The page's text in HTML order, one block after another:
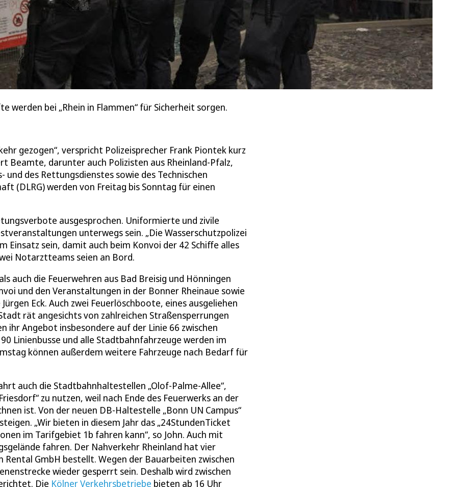
bei „Rhein in Flammen“ für Sicherheit sorgen.
gezogen“, verspricht Polizeisprecher Frank Piontek kurz
Beamte, darunter auch Polizisten aus Rheinland-Pfalz,
des Rettungsdienstes sowie des Technischen
(DLRG) werden von Freitag bis Sonntag für einen
ausgesprochen. Uniformierte und zivile
unterwegs sein. „Die Wasserschutzpolizei
sein, damit auch beim Konvoi der 42 Schiffe alles
Notarztteams seien an Bord.
auch die Feuerwehren aus Bad Breisig und Hönningen
und den Veranstaltungen in der Bonner Rheinaue sowie
Eck. Auch zwei Feuerlöschboote, eines ausgeliehen
rät angesichts von zahlreichen Straßensperrungen
ihr Angebot insbesondere auf der Linie 66 zwischen
Linienbusse und alle Stadtbahnfahrzeuge werden im
können außerdem weitere Fahrzeuge nach Bedarf für
auch die Stadtbahnhaltestellen „Olof-Palme-Allee“,
zu nutzen, weil nach Ende des Feuerwerks an der
ist. Von der neuen DB-Haltestelle „Bonn UN Campus“
„Wir bieten in diesem Jahr das „24StundenTicket
im Tarifgebiet 1b fahren kann“, so John. Auch mit
fahren. Der Nahverkehr Rheinland hat vier
GmbH bestellt. Wegen der Bauarbeiten zwischen
wieder gesperrt sein. Deshalb wird zwischen
Die Kölner Verkehrsbetriebe bieten ab 16 Uhr